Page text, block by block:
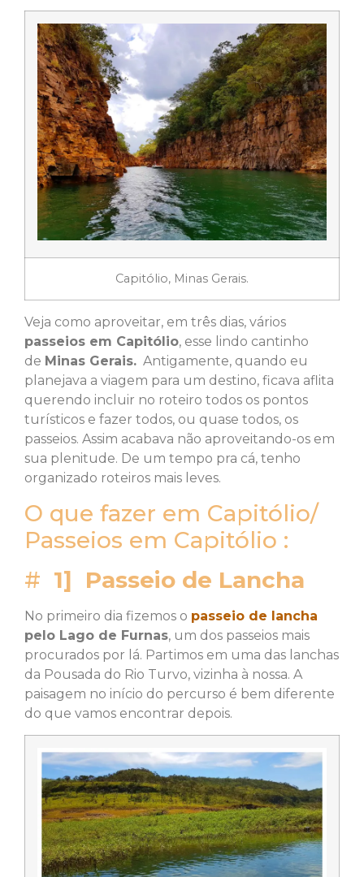
Capitólio, Minas Gerais.
Veja como aproveitar, em três dias, vários
passeios em Capitólio, esse lindo cantinho
de Minas Gerais. Antigamente, quando eu
planejava a viagem para um destino, ficava aflita
querendo incluir no roteiro todos os pontos
turísticos e fazer todos, ou quase todos, os
passeios. Assim acabava não aproveitando-os em
sua plenitude. De um tempo pra cá, tenho
organizado roteiros mais leves.
O que fazer em Capitólio/
Passeios em Capitólio :
# 1] Passeio de Lancha
No primeiro dia fizemos o passeio de lancha
pelo Lago de Furnas, um dos passeios mais
procurados por lá. Partimos em uma das lanchas
da Pousada do Rio Turvo, vizinha à nossa. A
paisagem no início do percurso é bem diferente
do que vamos encontrar depois.